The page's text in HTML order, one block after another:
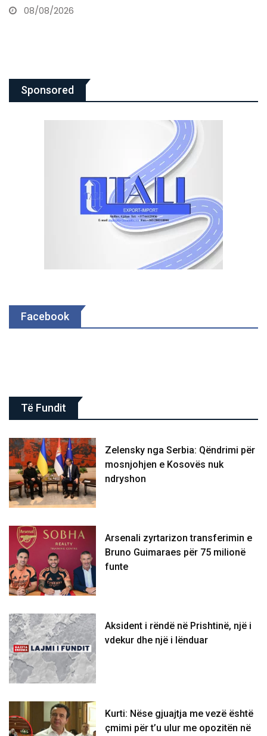
07/08/2026
Sponsored
Facebook
Të Fundit
Zelensky nga Serbia: Qëndrimi për
mosnjohjen e Kosovës nuk
ndryshon
Arsenali zyrtarizon transferimin e
Bruno Guimaraes për 75 milionë
funte
Aksident i rëndë në Prishtinë, një i
vdekur dhe një i lënduar
Kurti: Nëse gjuajtja me vezë është
çmimi për t’u ulur me opozitën në